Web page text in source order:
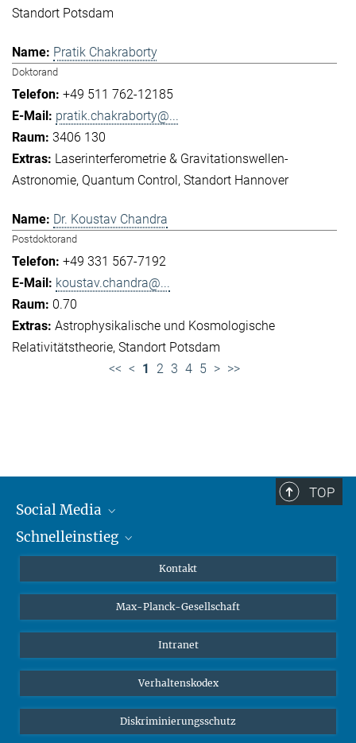
Standort Potsdam
Pratik Chakraborty
Doktorand
+49 511 762-12185
pratik.chakraborty@...
3406 130
Laserinterferometrie & Gravitationswellen-
Astronomie Quantum Control Standort Hannover
Dr. Koustav Chandra
Postdoktorand
+49 331 567-7192
koustav.chandra@...
0.70
Astrophysikalische und Kosmologische
Relativitätstheorie Standort Potsdam
<< < 1 2 3 4 5 > >>
TOP
Social Media
Mastodon
Schnelleinstieg
Studierende
Schüler*innen
Öffentlichkeit
Alumnae | Alumni
Kontakt
Max-Planck-Gesellschaft
Intranet
Verhaltenskodex
Diskriminierungsschutz